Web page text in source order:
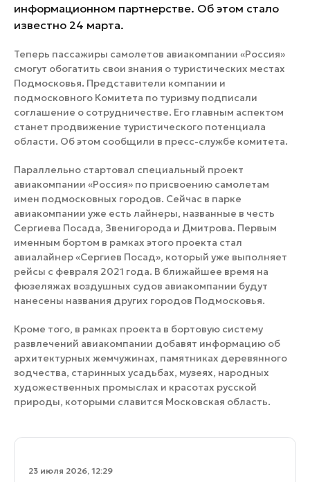
23 июля 2026, 12:29
информационном партнерстве. Об этом стало
известно 24 марта.
Теперь пассажиры самолетов авиакомпании «Россия»
смогут обогатить свои знания о туристических местах
Подмосковья. Представители компании и
подмосковного Комитета по туризму подписали
соглашение о сотрудничестве. Его главным аспектом
станет продвижение туристического потенциала
области. Об этом сообщили в пресс-службе комитета.
Параллельно стартовал специальный проект
авиакомпании «Россия» по присвоению самолетам
имен подмосковных городов. Сейчас в парке
авиакомпании уже есть лайнеры, названные в честь
Сергиева Посада, Звенигорода и Дмитрова. Первым
именным бортом в рамках этого проекта стал
авиалайнер «Сергиев Посад», который уже выполняет
рейсы с февраля 2021 года. В ближайшее время на
фюзеляжах воздушных судов авиакомпании будут
нанесены названия других городов Подмосковья.
Кроме того, в рамках проекта в бортовую систему
развлечений авиакомпании добавят информацию об
архитектурных жемчужинах, памятниках деревянного
зодчества, старинных усадьбах, музеях, народных
художественных промыслах и красотах русской
природы, которыми славится Московская область.